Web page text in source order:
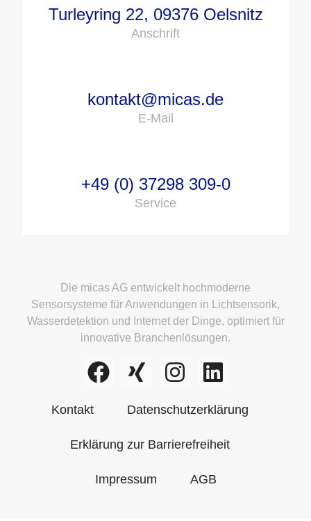
Turleyring 22, 09376 Oelsnitz
Anschrift
kontakt@micas.de
E-Mail
+49 (0) 37298 309-0
Service
Die micas AG entwickelt hochmoderne
Sensorsysteme für Anwendungen in Lichtsensorik,
Wasserdetektion und Internet der Dinge, optimiert für
innovative Branchenlösungen.
Kontakt Datenschutzerklärung
Erklärung zur Barrierefreiheit
Impressum AGB